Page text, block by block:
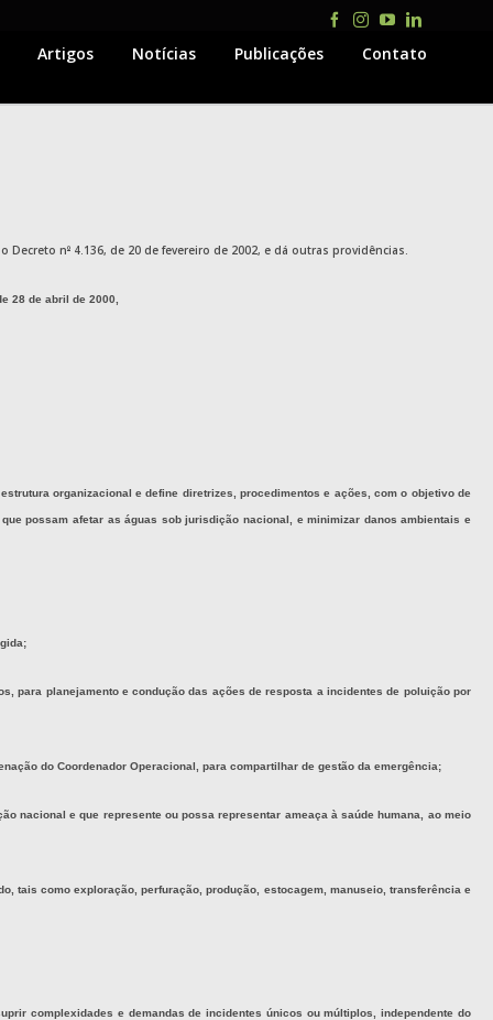
Facebook
Instagram
YouTubeLinkedIn
Artigos Notícias Publicações Contato
Decreto nº 4.136, de 20 de fevereiro de 2002, e dá outras providências.
28 de abril de 2000,
organizacional e define diretrizes, procedimentos e ações, com o objetivo de
possam afetar as águas sob jurisdição nacional, e minimizar danos ambientais e
para planejamento e condução das ações de resposta a incidentes de poluição por
do Coordenador Operacional, para compartilhar de gestão da emergência;
nacional e que represente ou possa representar ameaça à saúde humana, ao meio
tais como exploração, perfuração, produção, estocagem, manuseio, transferência e
complexidades e demandas de incidentes únicos ou múltiplos, independente do